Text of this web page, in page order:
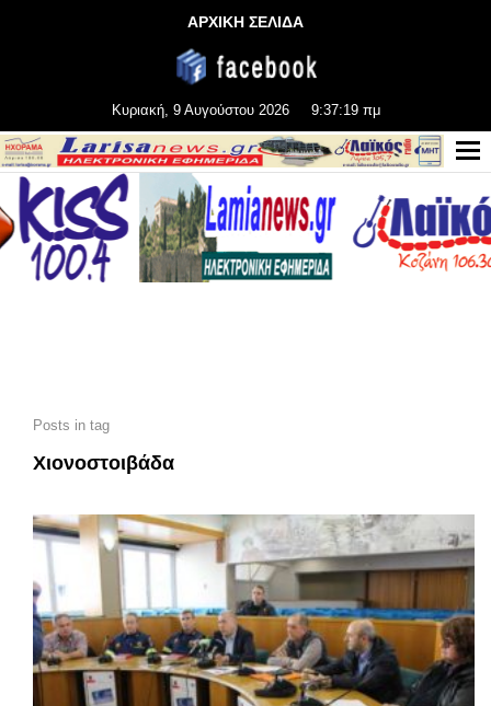
ΑΡΧΙΚΗ ΣΕΛΙΔΑ
Κυριακή, 9 Αυγούστου 2026 9:37:19 πμ
Posts in tag
Χιονοστοιβάδα